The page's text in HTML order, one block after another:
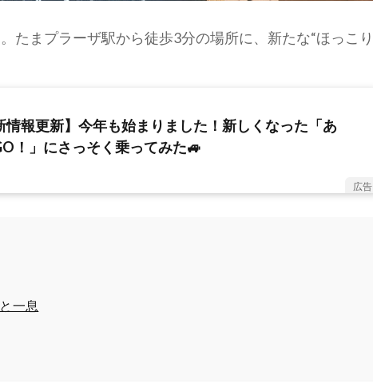
たまプラーザ駅から徒歩3分の場所に、新たな“ほっこり
情報更新】今年も始まりました！新しくなった「あ
！」にさっそく乗ってみた🚙
広告
一息